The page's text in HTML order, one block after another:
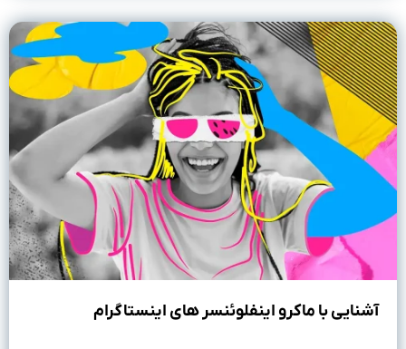
آشنایی با ماکرو اینفلوئنسر های اینستاگرام